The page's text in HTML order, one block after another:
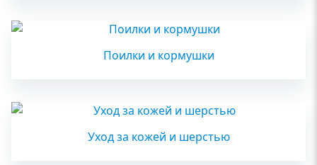
Поилки и кормушки
Уход за кожей и шерстью